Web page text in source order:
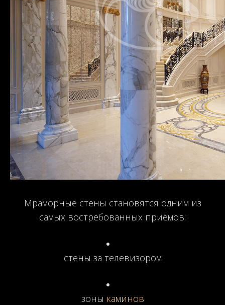
Мраморные стены становятся одним из
самых востребованных приёмов:
стены за телевизором
зоны каминов